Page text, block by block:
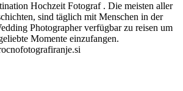
Hochzeit Fotograf . Die meisten aller
sind täglich mit Menschen in der
Photographer verfügbar zu reisen um
Momente einzufangen.